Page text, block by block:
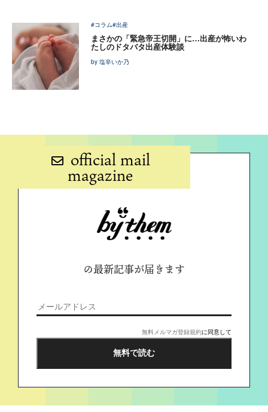
#コラム#出産
まさかの「緊急帝王切開」に…出産が怖いわ
たしのドタバタ出産体験談
by 塩辛いか乃
official mail
magazine
の最新記事が届きます
無料メルマガ登録規約に同意して